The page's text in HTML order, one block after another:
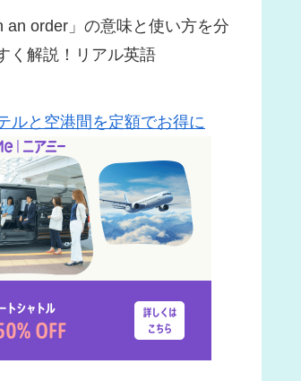
an order」の意味と使い方を分
く解説！リアル英語
ルと空港間を定額でお得に